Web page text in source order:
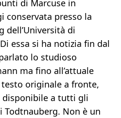
di Marcuse in
conservata presso la
dell’Università di
essa si ha notizia fin dal
lo studioso
ma fino all’attuale
originale a fronte,
disponibile a tutti gli
Non è un